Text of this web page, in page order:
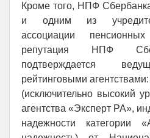
Кроме того, НПФ
и одним из
ассоциации
репутация НПФ
подтверждается
рейтинговыми
(исключительно высокий
агентства «Эксперт РА»,
надежности категории